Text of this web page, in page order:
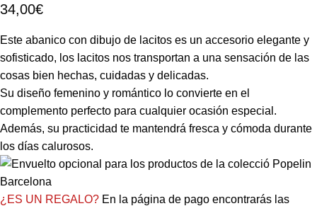
34,00€
Este abanico con dibujo de lacitos es un accesorio elegante y
sofisticado, los lacitos nos transportan a una sensación de las
cosas bien hechas, cuidadas y delicadas.
Su diseño femenino y romántico lo convierte en el
complemento perfecto para cualquier ocasión especial.
Además, su practicidad te mantendrá fresca y cómoda durante
los días calurosos.
¿ES UN REGALO? En la página de pago encontrarás las